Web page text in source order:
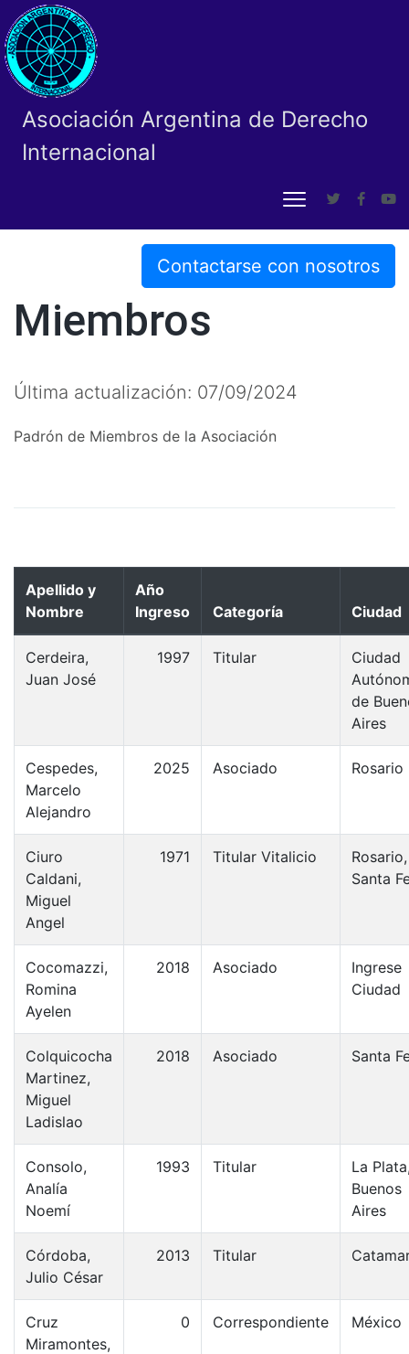
Asociación Argentina de Derecho
Internacional
Contactarse con nosotros
Miembros
Última actualización: 07/09/2024
Padrón de Miembros de la Asociación
Apellido y
Nombre
Año
Ingreso
Categoría Ciudad
Cerdeira,
Juan José
1997 Titular
Ciudad
de
Aires
Cespedes,
Marcelo
Alejandro
2025 Asociado Rosario
Ciuro
Caldani,
Miguel
Angel
1971 Titular Vitalicio
Rosario,
Santa
Cocomazzi,
Romina
Ayelen
2018 Asociado
Ingrese
Ciudad
Colquicocha
Martinez,
Miguel
Ladislao
2018 Asociado Santa
Consolo,
Analía
Noemí
1993 Titular
La
Buenos
Aires
Córdoba,
Julio César
2013 Titular
Cruz
Miramontes,
0 Correspondiente México